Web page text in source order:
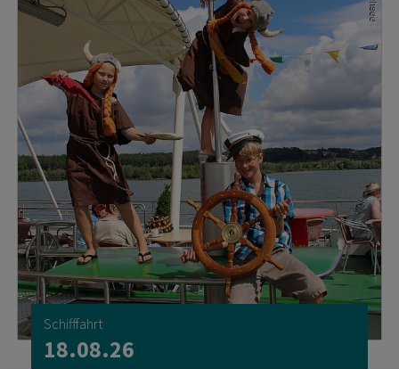
Schifffahrt
18.08.26